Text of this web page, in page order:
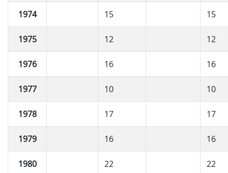
1974 15 15
1975 12 12
1976 16 16
1977 10 10
1978 17 17
1979 16 16
1980 22 22